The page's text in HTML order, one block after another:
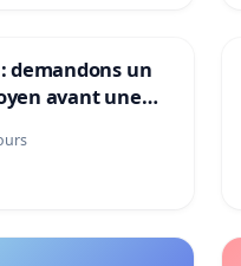
demandons un
avant une
de